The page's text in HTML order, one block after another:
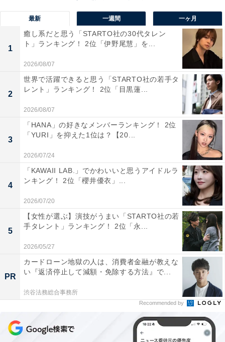
1位は、大津市雄琴（おごと）にある「おごと温泉」。
JR大阪駅からおごと温泉駅までは、約1時間でアクセス
できます。雄大な琵琶湖を一望できる絶景露天風呂や、
全国でも珍しい“日の出”が見られる温泉として人気で
す。周辺には「日吉大社」などの歴史ある寺社仏閣や観
光スポットが充実。無料の足湯や日帰りで利用できる温
泉施設では、“美肌の湯”で知られる高いアルカリ性泉質
の温泉を堪能できます。
回答者からは、「琵琶湖を望む絶景ロケーション。琵琶
湖の西岸にあり、露天風呂から湖を眺めながらゆったり
過ごせます。夕暮れ時の風景は特に美しいです」（30代
男性／大阪府）、「JRで行けて、有名な温泉地なのでお
もてなしの質が高い」（50代女性／兵庫県）、「琵琶湖
の近くにあり、温泉だけでなく湖の景色も楽しめるのが
魅力です。日帰り温泉施設や食事処も多く、気軽に訪れ
やすいので便利です。歴史ある温泉地でゆったりと過ご
せ、日常の疲れを癒すのにぴったりだと思います」（50
代男性／大阪府）などのコメントが寄せられました。
※回答者からのコメントは原文ママです
この記事の筆者：福島 ゆき プロフィール
アニメや漫画のレビュー、エンタメトピックスなどを中
最新 一週間 一ヶ月
1
癒し系だと思う「STARTO社の30代タレン
ト」ランキング！ 2位「伊野尾慧」を...
2026/08/07
2
世界で活躍できると思う「STARTO社の若手タ
レント」ランキング！ 2位「目黒蓮...
2026/08/07
3
「HANA」の好きなメンバーランキング！ 2位
「YURI」を抑えた1位は？【20...
2026/07/24
4
「KAWAII LAB.」でかわいいと思うアイドルラ
ンキング！ 2位「櫻井優衣」...
2026/07/20
5
【女性が選ぶ】演技がうまい「STARTO社の若
手タレント」ランキング！ 2位「永...
2026/05/27
PR
カードローン地獄の人は、消費者金融が教えな
い『返済停止して減額・免除する方法』で...
渋谷法務総合事務所
Recommended by